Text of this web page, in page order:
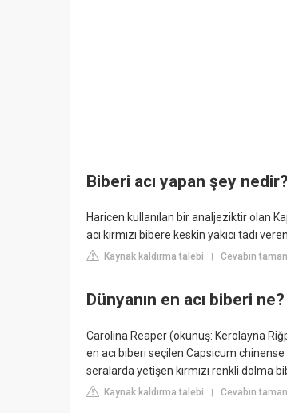
Biberi acı yapan şey nedir?
Haricen kullanılan bir analjeziktir olan
acı kırmızı bibere keskin yakıcı tadı
Kaynak kaldırma talebi Cevabın
Dünyanın en acı biberi ne?
Carolina Reaper (okunuş: Kerolayna
en acı biberi seçilen Capsicum
seralarda yetişen kırmızı renkli dolma
Kaynak kaldırma talebi Cevabın